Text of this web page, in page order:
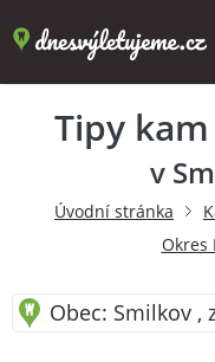
Tipy
v
Úvodní stránka
Okres
Obec: Smilkov ,